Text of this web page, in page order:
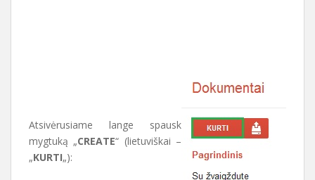
Atsivėrusiame lange spausk
mygtuką „CREATE“ (lietuviškai –
„KURTI„):